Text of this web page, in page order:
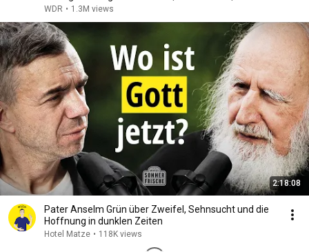
WDR • 1.3M views
2:18:08
Pater Anselm Grün über Zweifel, Sehnsucht und die
Hoffnung in dunklen Zeiten
Hotel Matze • 118K views